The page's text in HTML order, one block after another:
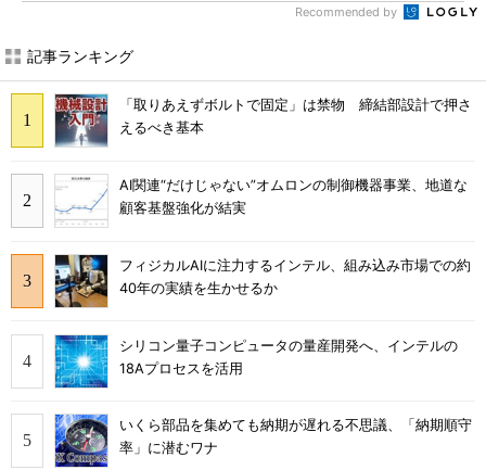
Recommended by
記事ランキング
「取りあえずボルトで固定」は禁物 締結部設計で押さ
えるべき基本
AI関連“だけじゃない”オムロンの制御機器事業、地道な
顧客基盤強化が結実
フィジカルAIに注力するインテル、組み込み市場での約
40年の実績を生かせるか
シリコン量子コンピュータの量産開発へ、インテルの
18Aプロセスを活用
いくら部品を集めても納期が遅れる不思議、「納期順守
率」に潜むワナ